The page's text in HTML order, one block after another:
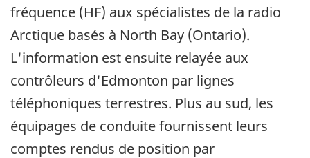
fréquence (HF) aux spécialistes de la radio
Arctique basés à North Bay (Ontario).
L'information est ensuite relayée aux
contrôleurs d'Edmonton par lignes
téléphoniques terrestres. Plus au sud, les
équipages de conduite fournissent leurs
comptes rendus de position par